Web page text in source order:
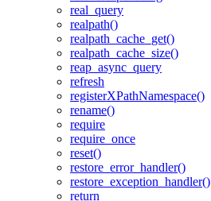
real_query
realpath()
realpath_cache_get()
realpath_cache_size()
reap_async_query
refresh
registerXPathNamespace()
rename()
require
require_once
reset()
restore_error_handler()
restore_exception_handler()
return